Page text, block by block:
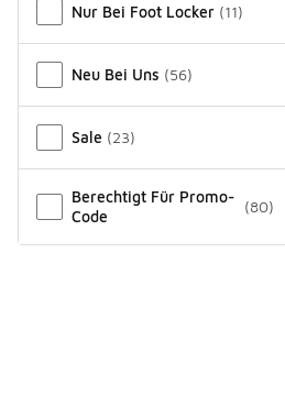
Nur Bei Foot Locker (11)
Neu Bei Uns (56)
Sale (23)
Berechtigt Für Promo-
Code
(80)